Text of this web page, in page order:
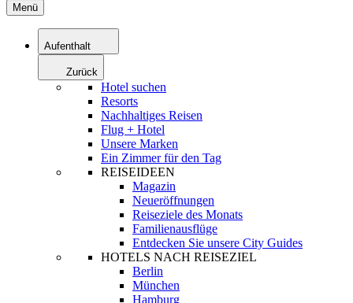
Menü
Aufenthalt
Zurück
Hotel suchen
Resorts
Nachhaltiges Reisen
Flug + Hotel
Unsere Marken
Ein Zimmer für den Tag
REISEIDEEN
Magazin
Neueröffnungen
Reiseziele des Monats
Familienausflüge
Entdecken Sie unsere City Guides
HOTELS NACH REISEZIEL
Berlin
München
Hamburg